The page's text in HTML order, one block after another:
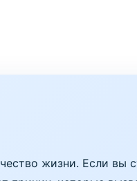
жизни. Если вы